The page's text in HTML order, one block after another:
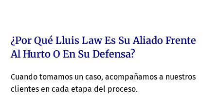
¿Por Qué Lluis Law Es Su Aliado Frente
Al Hurto O En Su Defensa?
Cuando tomamos un caso, acompañamos a nuestros
clientes en cada etapa del proceso.